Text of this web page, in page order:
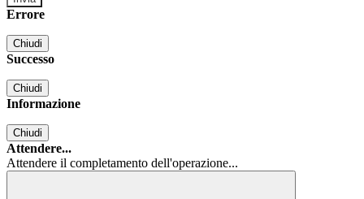
Errore
Chiudi
Successo
Chiudi
Informazione
Chiudi
Attendere...
Attendere il completamento dell'operazione...